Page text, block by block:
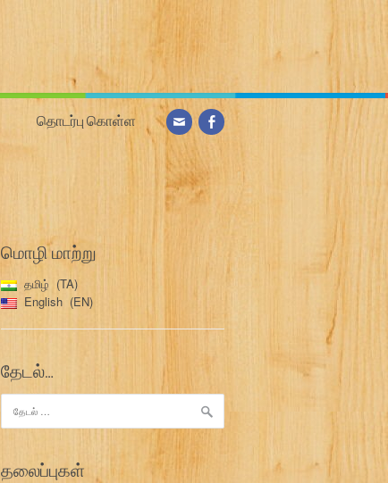
தொடர்பு கொள்ள
மொழி மாற்று
தமிழ்
TA
English
EN
தேடல்…
தேடு:
தலைப்புகள்